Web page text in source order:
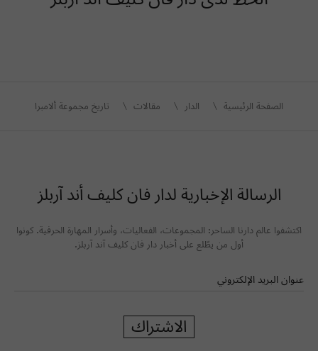
الصفحة الرئيسية الدار مقالات تاريخ مجموعة ألامبرا
الرسالة الإخبارية لدار فان كليف أند آربلز
اكتشفوا عالم دارنا الساحر: المجموعات، الفعاليات، وأسرار المهارة الحرفية. كونوا
أول من يطّلع على أخبار دار فان كليف آند آربلز.
عنوان البريد الإلكتروني